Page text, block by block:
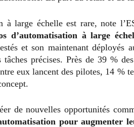
à large échelle est rare, note
d’automatisation à large
et son maintenant déployés
précises. Près de 39 %
eux lancent des pilotes, 14 %
de nouvelles opportunités
pour augmenter